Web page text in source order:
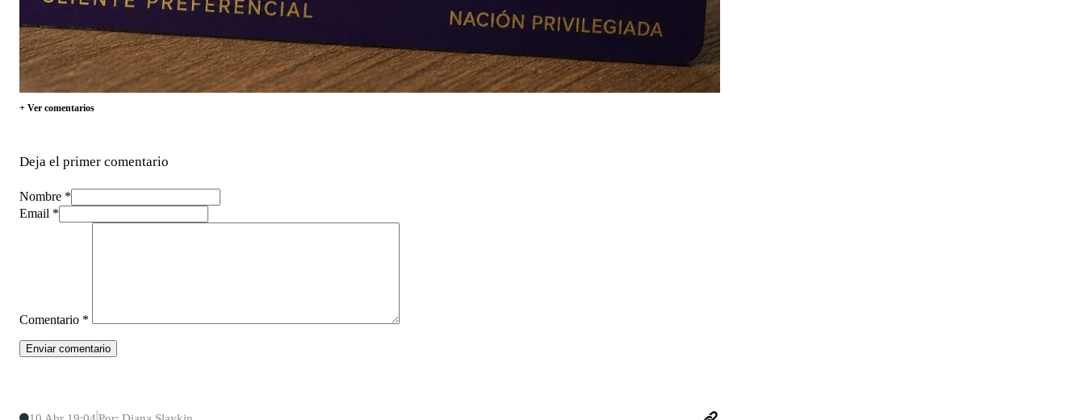
+ Ver comentarios
Deja el primer comentario
Nombre *
Email *
Comentario *